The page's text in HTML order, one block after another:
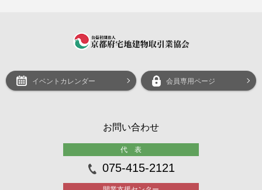
イベントカレンダー 会員専用ページ
お問い合わせ
代 表
075-415-2121